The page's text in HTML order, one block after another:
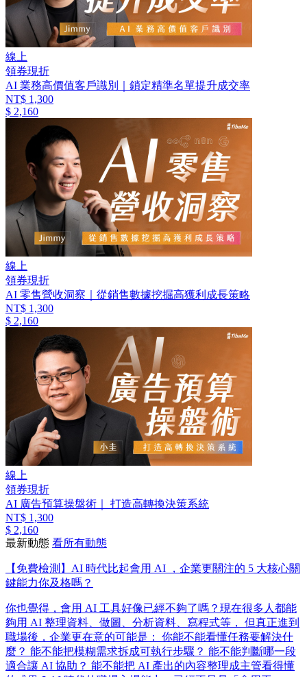
線上
領券現折
AI 業務高價值客戶識別｜鎖定精準名單提升成交率
NT$ 1,300
$ 2,160
線上
領券現折
AI 零售營收洞察｜從銷售數據挖掘高獲利成長策略
NT$ 1,300
$ 2,160
線上
領券現折
AI 廣告預算操盤術｜ 打造高轉換決策系統
NT$ 1,300
$ 2,160
最新動態 看所有動態
【免費檢測】AI 時代比起會用 AI ，企業更關注的 5 大核心關
鍵能力你及格嗎？
你也覺得，會用 AI 工具好像已經不夠了嗎？ ​ 現在很多人都能
夠用 AI 整理資料、做圖、分析資料、寫程式等， 但真正進到
職場後，企業更在意的可能是： 你能不能看懂任務要解決什
麼？ 能不能把模糊需求拆成可執行步驟？ 能不能判斷哪一段
適合讓 AI 協助？ 能不能把 AI 產出的內容整理成主管看得懂